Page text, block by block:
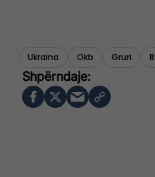
Ukraina Okb Gruri